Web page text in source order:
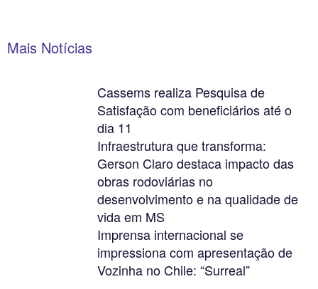
Mais Notícias
Cassems realiza Pesquisa de
Satisfação com beneficiários até o
dia 11
Infraestrutura que transforma:
Gerson Claro destaca impacto das
obras rodoviárias no
desenvolvimento e na qualidade de
vida em MS
Imprensa internacional se
impressiona com apresentação de
Vozinha no Chile: “Surreal”